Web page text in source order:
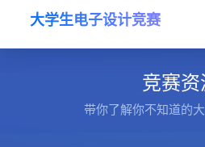
大学生电子设计竞赛
竞赛资
带你了解你不知道的